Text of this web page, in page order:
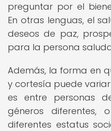
preguntar por el
En otras lenguas, el
deseos de paz,
para la persona
Además, la forma en
y cortesía puede
es entre personas
géneros diferentes,
diferentes estatus